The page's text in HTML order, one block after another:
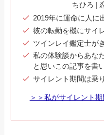
ちひろ |
2019年に運命に人に
彼の転勤を機にサイ
ツインレイ鑑定士が
私の体験談からあな
と思いこの記事を書
サイレント期間は乗
＞＞私がサイレント